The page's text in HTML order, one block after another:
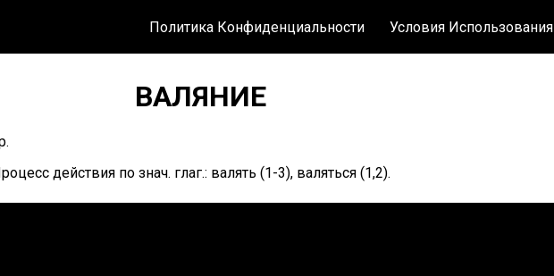
Политика Конфиденциальности Условия Использования
ВАЛЯНИЕ
действия по знач. глаг.: валять (1-3), валяться (1,2).